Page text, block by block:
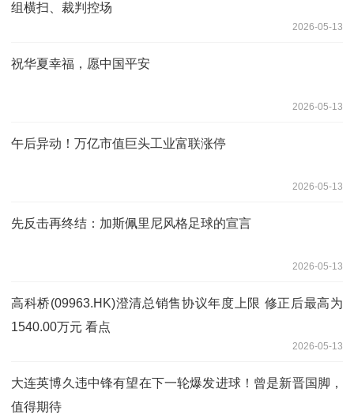
组横扫、裁判控场
2026-05-13
祝华夏幸福，愿中国平安
2026-05-13
午后异动！万亿市值巨头工业富联涨停
2026-05-13
先反击再终结：加斯佩里尼风格足球的宣言
2026-05-13
高科桥(09963.HK)澄清总销售协议年度上限 修正后最高为
1540.00万元 看点
2026-05-13
大连英博久违中锋有望在下一轮爆发进球！曾是新晋国脚，
值得期待